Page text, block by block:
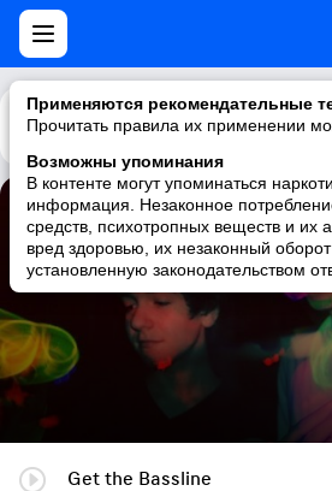
Применяются рекомендательные
Прочитать правила их применении
Возможны упоминания
В контенте могут упоминаться
информация. Незаконное
средств, психотропных веществ и их
вред здоровью, их незаконный
установленную законодательством
Каталог Рекомендации
Get the Bassline
Dead C.A.T Bounce
Get the Bassline